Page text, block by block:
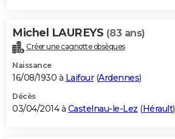
Michel LAUREYS (83 ans)
Créer une cagnotte obsèques
Naissance
16/08/1930 à Laifour(Ardennes)
Décès
03/04/2014 à Castelnau-le-Lez (Hérault)